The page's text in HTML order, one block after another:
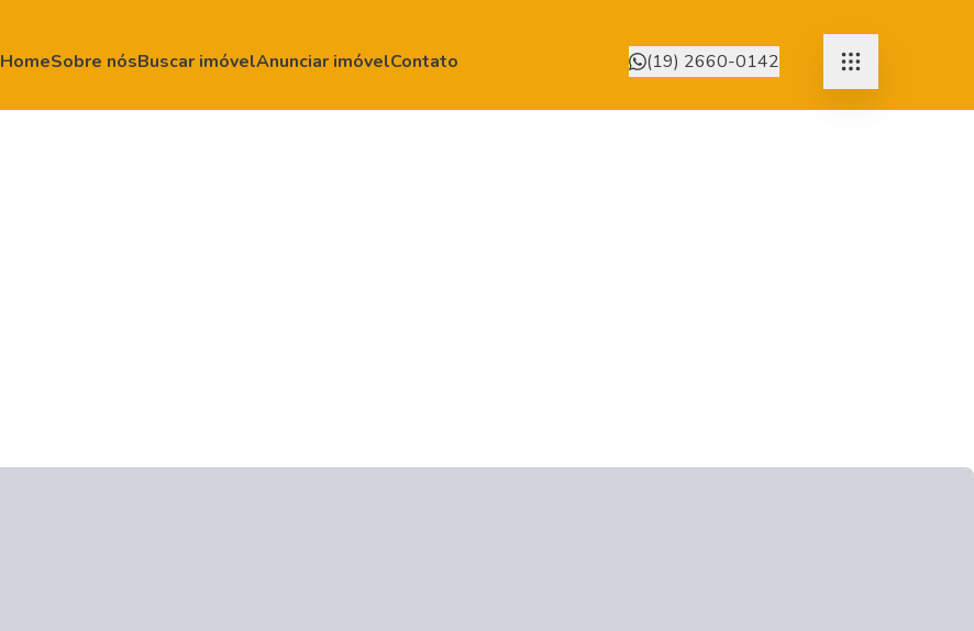
HomeSobre nósBuscar imóvelAnunciar imóvelContato (19) 2660-0142